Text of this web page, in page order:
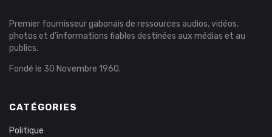
Premier fournisseur gabonais de ressources audios, vidéos,
photos et d’informations fiables destinées aux médias et au
publics.
Fondé le 30 Novembre 1960.
CATÉGORIES
Politique